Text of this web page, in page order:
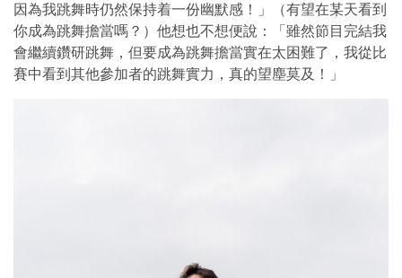
因為我跳舞時仍然保持着一份幽默感！」（有望在某天看到
你成為跳舞擔當嗎？）他想也不想便說：「雖然節目完結我
會繼續鑽研跳舞，但要成為跳舞擔當實在太困難了，我從比
賽中看到其他參加者的跳舞實力，真的望塵莫及！」